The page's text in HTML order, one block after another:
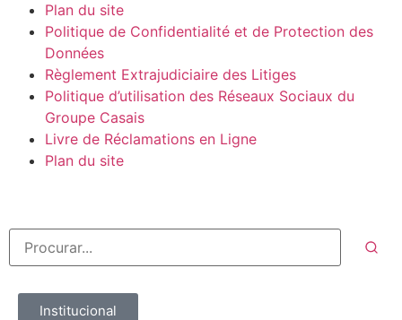
Plan du site
Politique de Confidentialité et de Protection des
Données
Règlement Extrajudiciaire des Litiges
Politique d’utilisation des Réseaux Sociaux du
Groupe Casais
Livre de Réclamations en Ligne
Plan du site
Institucional